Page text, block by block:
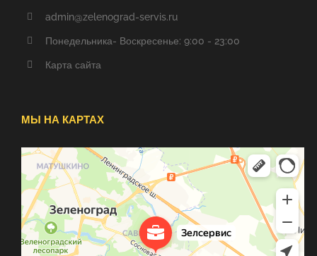
admin@zelenograd-servis.ru
Понедельника- Воскресенье: 9:00 - 23:00
Карта сайта
МЫ НА КАРТАХ